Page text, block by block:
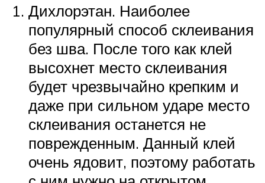
Дихлорэтан. Наиболее
популярный способ склеивания
без шва. После того как клей
высохнет место склеивания
будет чрезвычайно крепким и
даже при сильном ударе место
склеивания останется не
поврежденным. Данный клей
очень ядовит, поэтому работать